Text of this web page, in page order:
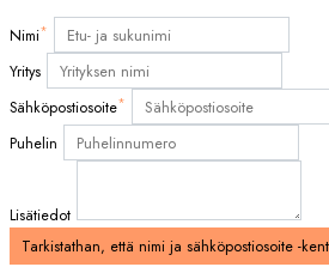
Nimi*
Yritys
Sähköpostiosoite*
Puhelin
Lisätiedot
Tarkistathan, että nimi ja sähköpostiosoite -